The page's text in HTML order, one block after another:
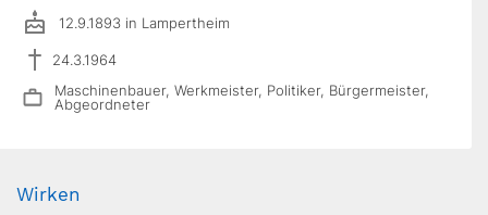
12.9.1893 in Lampertheim
24.3.1964
Maschinenbauer, Werkmeister, Politiker, Bürgermeister,
Abgeordneter
Wirken